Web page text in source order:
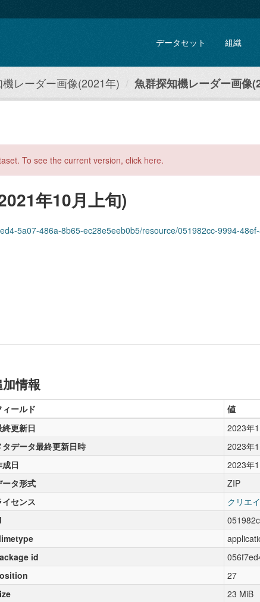
データセット 組織
レーダー画像(2021年) 魚群探知機レーダー画像
To see the current version, click here.
年10月上旬)
486a-8b65-ec28e5eeb0b5/resource/051982cc-9994-48ef-8bff-
情報
ィールド
値
終更新日
2023年
タデータ最終更新日時
2023年
成日
2023年
ータ形式
ZIP
イセンス
クリエ
id
27
23 MiB